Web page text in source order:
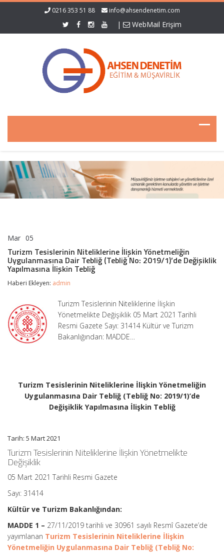
0216 353 51 88 info@ahsendenetim.com
| WebMail Erişim
Mar 05
Niteliklerine
İlişkin
Yönetmeliğin
Uygulanmasına
(Tebliğ
No:
2019/1)’de
Değişiklik
Yapılmasına
Turizm Tesislerinin Niteliklerine İlişkin Yönetmeliğin
Uygulanmasına Dair Tebliğ (Tebliğ No: 2019/1)’de Değişiklik
Yapılmasına İlişkin Tebliğ
Haberi Ekleyen: admin
Turizm Tesislerinin Niteliklerine İlişkin
Yönetmelikte Değişiklik 05 Mart 2021 Tarihli
Resmi Gazete Sayı: 31414 Kültür ve Turizm
Bakanlığından: MADDE…
Turizm Tesislerinin Niteliklerine İlişkin Yönetmeliğin
Uygulanmasına Dair Tebliğ (Tebliğ No: 2019/1)’de
Değişiklik Yapılmasına İlişkin Tebliğ
Tarih: 5 Mart 2021
Turizm Tesislerinin Niteliklerine İlişkin Yönetmelikte
Değişiklik
05 Mart 2021 Tarihli Resmi Gazete
Sayı: 31414
Kültür ve Turizm Bakanlığından:
MADDE 1 – 27/11/2019 tarihli ve 30961 sayılı Resmî Gazete’de
yayımlanan Turizm Tesislerinin Niteliklerine İlişkin
Yönetmeliğin Uygulanmasına Dair Tebliğ (Tebliğ No: